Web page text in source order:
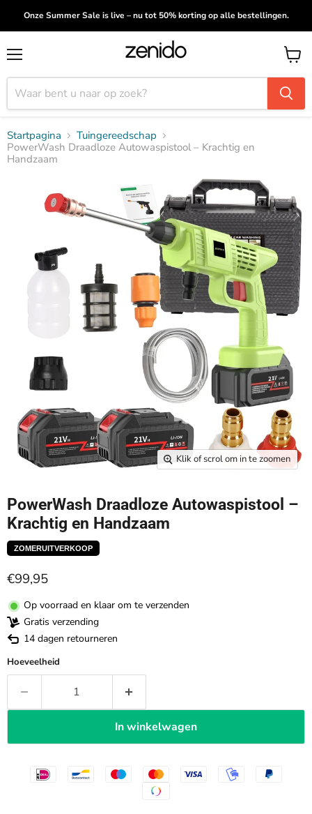
Onze Summer Sale is live – nu tot 50% korting op alle bestellingen.
Startpagina
Tuingereedschap
PowerWash Draadloze Autowaspistool – Krachtig en
Handzaam
Klik of scrol om in te zoomen
PowerWash Draadloze Autowaspistool –
Krachtig en Handzaam
ZOMERUITVERKOOP
€99,95
Op voorraad en klaar om te verzenden
Gratis verzending
14 dagen retourneren
Hoeveelheid
In winkelwagen